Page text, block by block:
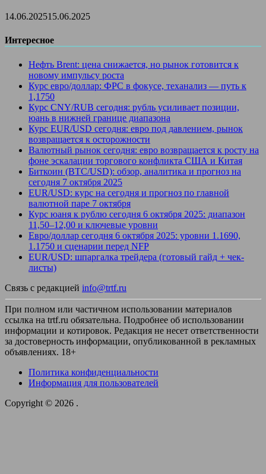
14.06.202515.06.2025
Интересное
Нефть Brent: цена снижается, но рынок готовится к
новому импульсу роста
Курс евро/доллар: ФРС в фокусе, теханализ — путь к
1,1750
Курс CNY/RUB сегодня: рубль усиливает позиции,
юань в нижней границе диапазона
Курс EUR/USD сегодня: евро под давлением, рынок
возвращается к осторожности
Валютный рынок сегодня: евро возвращается к росту на
фоне эскалации торгового конфликта США и Китая
Биткоин (BTC/USD): обзор, аналитика и прогноз на
сегодня 7 октября 2025
EUR/USD: курс на сегодня и прогноз по главной
валютной паре 7 октября
Курс юаня к рублю сегодня 6 октября 2025: диапазон
11,50–12,00 и ключевые уровни
Евро/доллар сегодня 6 октября 2025: уровни 1.1690,
1.1750 и сценарии перед NFP
EUR/USD: шпаргалка трейдера (готовый гайд + чек-
листы)
Связь с редакцией info@trtf.ru
При полном или частичном использовании материалов
ссылка на trtf.ru обязательна. Подробнее об использовании
информации и котировок. Редакция не несет ответственности
за достоверность информации, опубликованной в рекламных
объявлениях. 18+
Политика конфиденциальности
Информация для пользователей
Copyright © 2026 .